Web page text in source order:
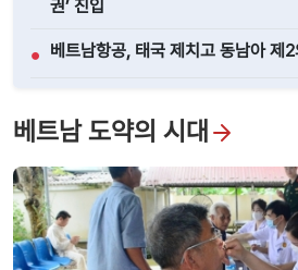
권’ 진입
● 베트남항공, 태국 제치고 동남아 제
베트남 도약의 시대